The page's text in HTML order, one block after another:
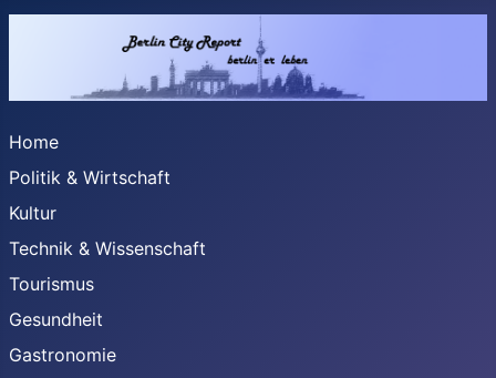
Home
Politik & Wirtschaft
Kultur
Technik & Wissenschaft
Tourismus
Gesundheit
Gastronomie